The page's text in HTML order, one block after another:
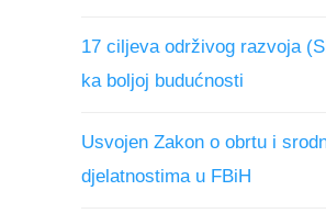
17 ciljeva održivog razvoja
ka boljoj budućnosti
Usvojen Zakon o obrtu i
djelatnostima u FBiH